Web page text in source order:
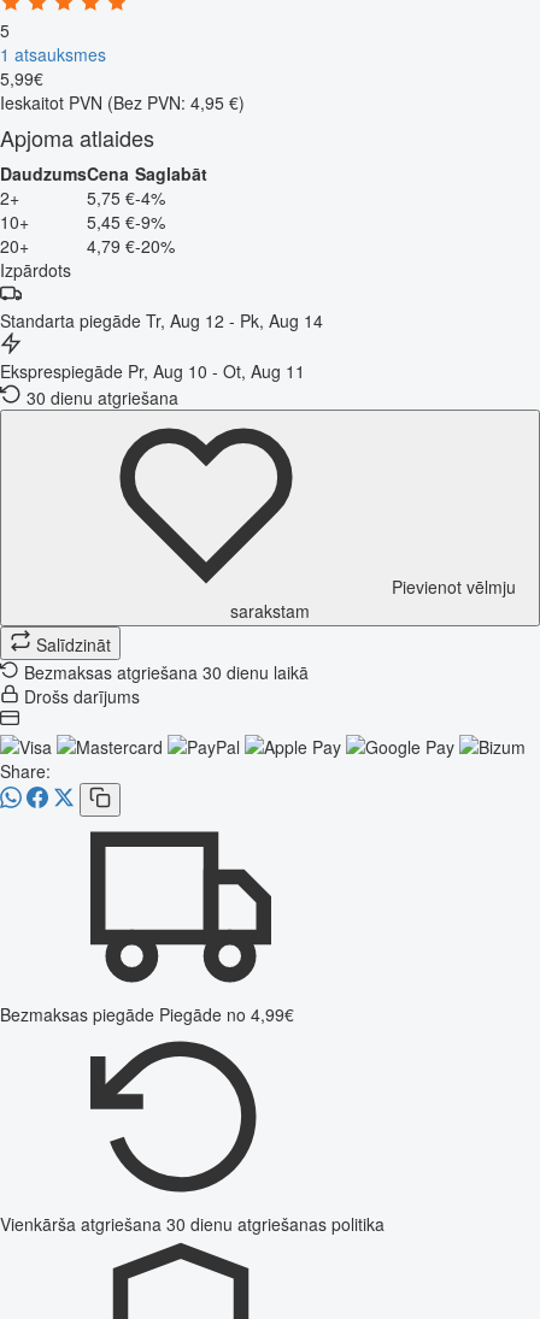
5
1 atsauksmes
5,99€
Ieskaitot PVN (Bez PVN: 4,95 €)
Apjoma atlaides
DaudzumsCena Saglabāt
2+
5,75 €-4%
10+
5,45 €-9%
20+
4,79 €-20%
Izpārdots
Standarta piegāde Tr, Aug 12 - Pk, Aug 14
Eksprespiegāde Pr, Aug 10 - Ot, Aug 11
30 dienu atgriešana
Pievienot vēlmju
sarakstam
Salīdzināt
Bezmaksas atgriešana 30 dienu laikā
Drošs darījums
Share:
Bezmaksas piegāde Piegāde no 4,99€
Vienkārša atgriešana 30 dienu atgriešanas politika